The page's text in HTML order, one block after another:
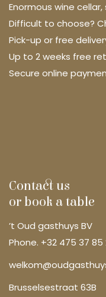
Enormous wine
Difficult to choose?
Pick-up or free
Up to 2 weeks free
Secure online
Contact us
or book a table
’t Oud gasthuys BV
Phone. +32 475 37 85
Brusselsestraat 63B